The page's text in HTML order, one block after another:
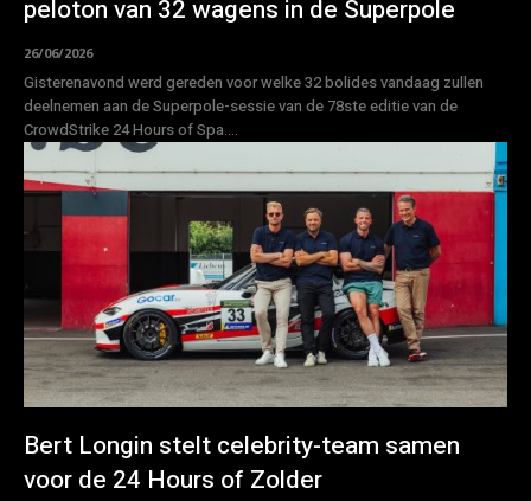
peloton van 32 wagens in de Superpole
26/06/2026
Gisterenavond werd gereden voor welke 32 bolides vandaag zullen
deelnemen aan de Superpole-sessie van de 78ste editie van de
CrowdStrike 24 Hours of Spa....
Bert Longin stelt celebrity-team samen
voor de 24 Hours of Zolder